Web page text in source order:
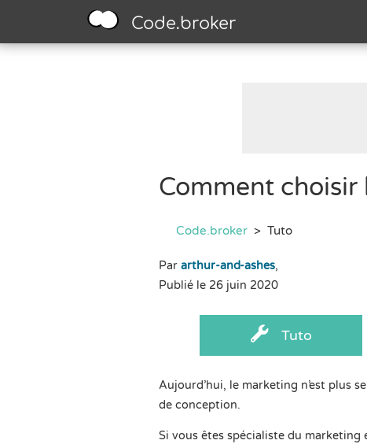
Code.broker
Comment choisir
Code.broker> Tuto
Par arthur-and-ashes,
Publié le 26 juin 2020
Tuto
Aujourd’hui, le marketing n’est plus
de conception.
Si vous êtes spécialiste du